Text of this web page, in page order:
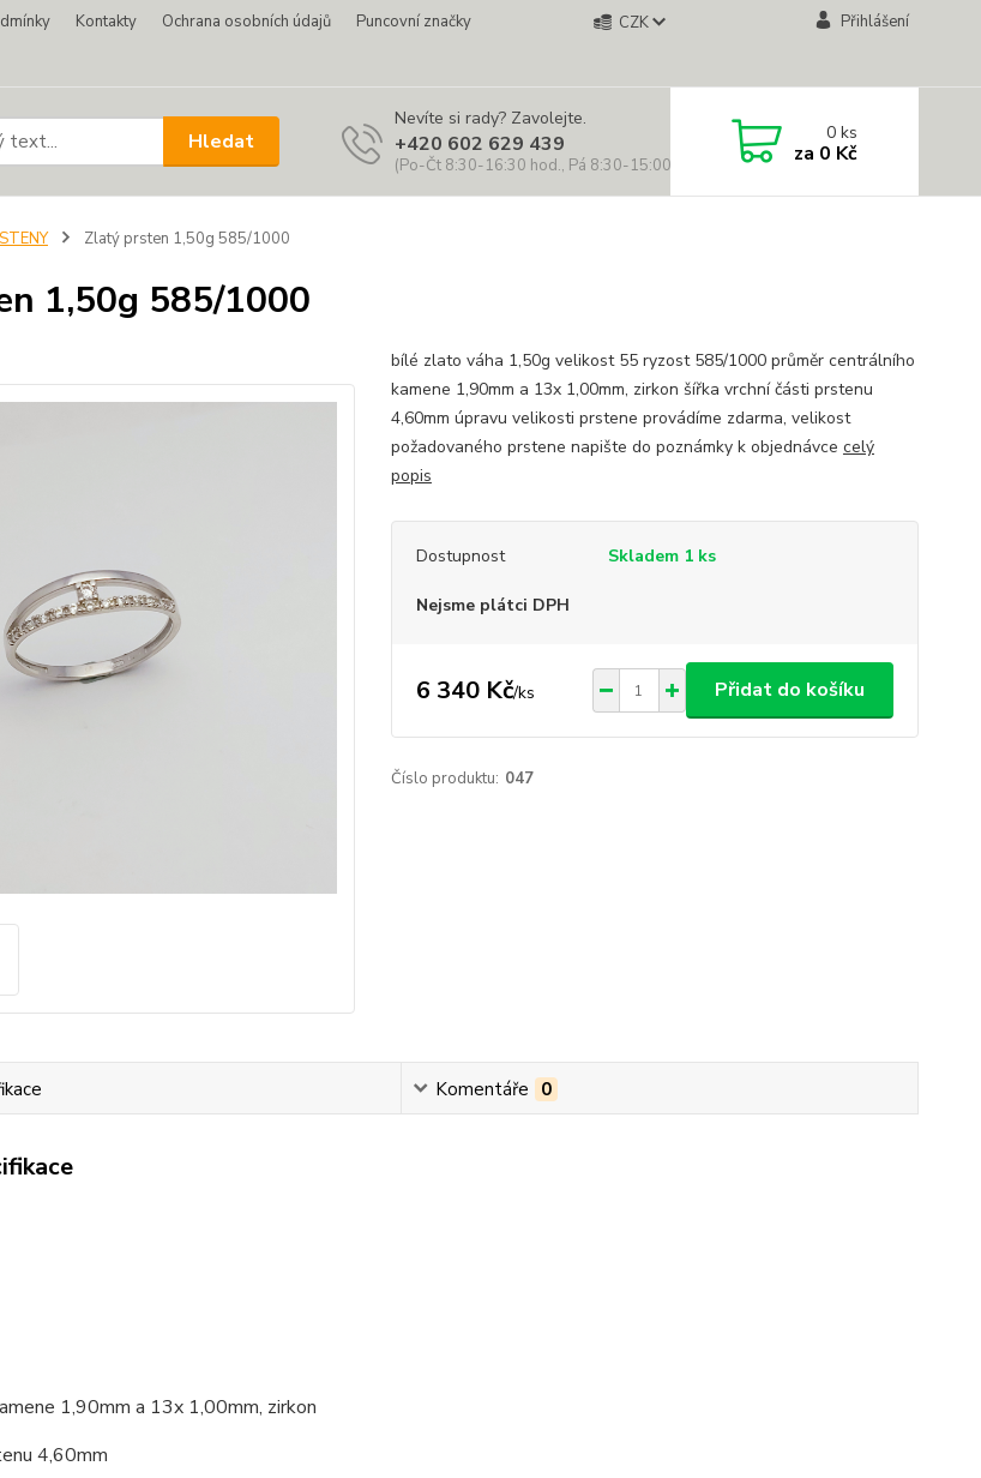
Kontakty Ochrana osobních údajů
Puncovní značky
CZK Přihlášení
Hledat
Nevíte si rady? Zavolejte.
+420 602 629 439
(Po-Čt 8:30-16:30 hod., Pá 8:30-15:00 hod.)
0ks
za 0 Kč
Zlatý prsten 1,50g 585/1000
1,50g 585/1000
bílé zlato váha 1,50g velikost 55 ryzost 585/1000 průměr centrálního
kamene 1,90mm a 13x 1,00mm, zirkon šířka vrchní části prstenu
4,60mm úpravu velikosti prstene provádíme zdarma, velikost
požadovaného prstene napište do poznámky k objednávce celý
popis
Dostupnost Skladem 1 ks
Nejsme plátci DPH
6 340 Kč/ks Přidat do košíku
Číslo produktu: 047
Komentáře 0
1,90mm a 13x 1,00mm, zirkon
4,60mm